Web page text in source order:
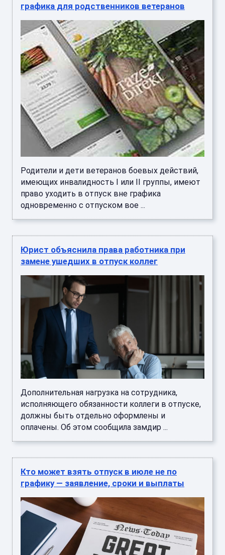
графика для родственников ветеранов
Родители и дети ветеранов боевых действий,
имеющих инвалидность I или II группы, имеют
право уходить в отпуск вне графика
одновременно с отпуском вое ...
Юрист объяснила права работника при
замене ушедших в отпуск коллег
Дополнительная нагрузка на сотрудника,
исполняющего обязанности коллеги в отпуске,
должны быть отдельно оформлены и
оплачены. Об этом сообщила замдир ...
Кто может взять отпуск в июле не по
графику — заявление, сроки и выплаты